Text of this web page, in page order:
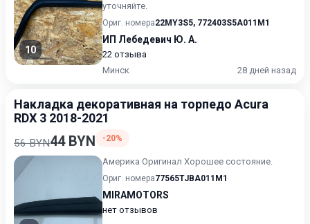
10
уточняйте.
Ориг. номера22MY3S5, 772403S5A011M1
ИП Лебедевич Ю. А.
22 отзыва
Минск
28 дней назад
Накладка декоративная на торпедо Acura
RDX 3 2018-2021
56 BYN44 BYN -20%
Америка Оригинал Хорошее состояние.
Ориг. номера77565TJBA011M1
MIRAMOTORS
нет отзывов